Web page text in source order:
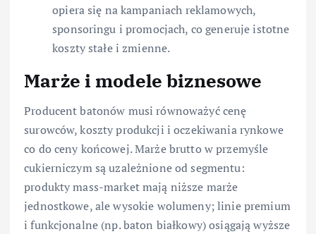
opiera się na kampaniach reklamowych,
sponsoringu i promocjach, co generuje istotne
koszty stałe i zmienne.
Marże i modele biznesowe
Producent batonów musi równoważyć cenę
surowców, koszty produkcji i oczekiwania rynkowe
co do ceny końcowej. Marże brutto w przemyśle
cukierniczym są uzależnione od segmentu:
produkty mass-market mają niższe marże
jednostkowe, ale wysokie wolumeny; linie premium
i funkcjonalne (np. baton białkowy) osiągają wyższe